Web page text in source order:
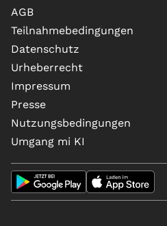
AGB
Teilnahmebedingungen
Datenschutz
Urheberrecht
Impressum
Presse
Nutzungsbedingungen
Umgang mi KI